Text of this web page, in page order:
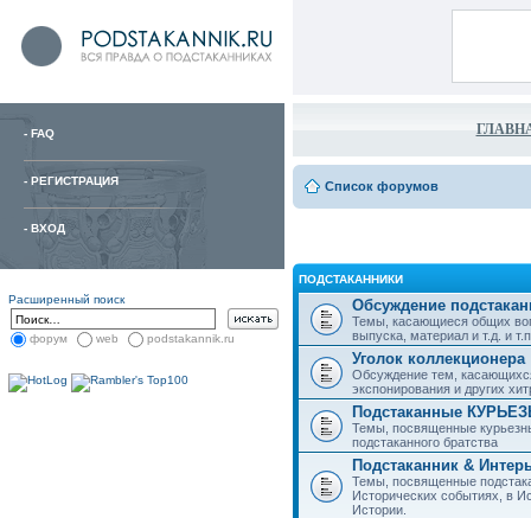
- FAQ
- РЕГИСТРАЦИЯ
- ВХОД
Расширенный поиск
форум web podstakannik.ru
Список форумов
ПОДСТАКАННИКИ
Обсуждение
Темы, касающиеся общих
выпуска, материал и т.д. и
Уголок коллекционера
Обсуждение тем,
экспонирования и других
Подстаканные
Темы, посвященные
подстаканного братства
Подстаканник &
Темы, посвященные
Исторических событиях, в
Истории.